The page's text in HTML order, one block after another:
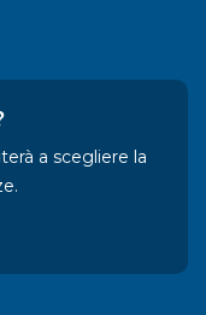
a scegliere la